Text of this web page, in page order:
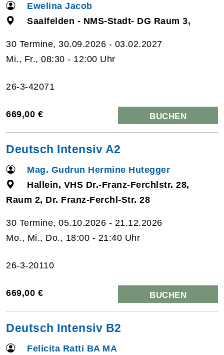
Ewelina Jacob
Saalfelden - NMS-Stadt- DG Raum 3,
30 Termine, 30.09.2026 - 03.02.2027
Mi., Fr., 08:30 - 12:00 Uhr
26-3-42071
669,00 € BUCHEN
Deutsch Intensiv A2
Mag. Gudrun Hermine Hutegger
Hallein, VHS Dr.-Franz-Ferchlstr. 28,
Raum 2, Dr. Franz-Ferchl-Str. 28
30 Termine, 05.10.2026 - 21.12.2026
Mo., Mi., Do., 18:00 - 21:40 Uhr
26-3-20110
669,00 € BUCHEN
Deutsch Intensiv B2
Felicita Ratti BA MA